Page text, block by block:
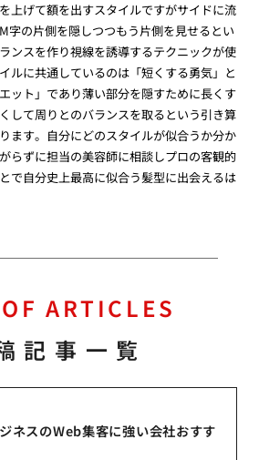
上げて額を出すスタイルですがサイドに流
字の片側を隠しつつもう片側を見せるとい
ンスを作り視線を誘導するテクニックが使
ルに共通しているのは「短くする勇気」と
ット」であり薄い部分を隠すために長くす
して周りとのバランスを取るという引き算
ます。自分にどのスタイルが似合うか分か
らずに担当の美容師に相談しプロの客観的
で自分史上最高に似合う髪型に出会えるは
ARTICLES
記事一覧
ネスのWeb集客に強い会社おすす